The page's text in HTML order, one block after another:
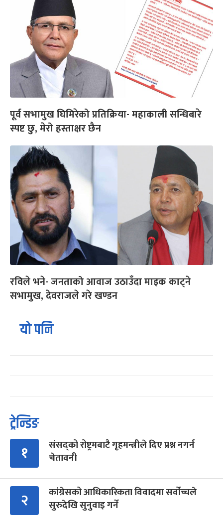
पूर्व सभामुख घिमिरेको प्रतिक्रिया- महाकाली सन्धिबारे
स्पष्ट छु, मेरो हस्ताक्षर छैन
रविले भने- जनताको आवाज उठाउँदा माइक काट्ने
सभामुख, देवराजले गरे खण्डन
यो पनि
ट्रेन्डिङ
१
संसद्को रोष्ट्रमबाटै गृहमन्त्रीले दिए प्रश्न नगर्न
चेतावनी
२
कांग्रेसको आधिकारिकता विवादमा सर्वोच्चले
सुरुदेखि सुनुवाइ गर्ने